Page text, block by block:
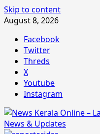
Skip to content
August 8, 2026
Facebook
Twitter
Threds
X
Youtube
Instagram